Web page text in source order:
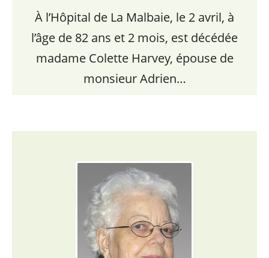
À l’Hôpital de La Malbaie, le 2 avril, à
l’âge de 82 ans et 2 mois, est décédée
madame Colette Harvey, épouse de
monsieur Adrien…